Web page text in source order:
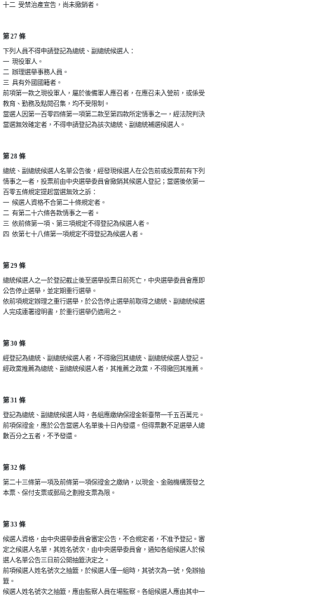
十二  受禁治產宣告，尚未撤銷者。
第 27 條
下列人員不得申請登記為總統、副總統候選人：
一  現役軍人。
二  辦理選舉事務人員。
三  具有外國國籍者。
前項第一款之現役軍人，屬於後備軍人應召者，在應召未入營前，或係受
教育、勤務及點閱召集，均不受限制。
當選人因第一百零四條第一項第二款至第四款所定情事之一，經法院判決
當選無效確定者，不得申請登記為該次總統、副總統補選候選人。
第 28 條
總統、副總統候選人名單公告後，經發現候選人在公告前或投票前有下列
情事之一者，投票前由中央選舉委員會撤銷其候選人登記；當選後依第一
百零五條規定提起當選無效之訴：
一  候選人資格不合第二十條規定者。
二  有第二十六條各款情事之一者。
三  依前條第一項、第三項規定不得登記為候選人者。
四  依第七十八條第一項規定不得登記為候選人者。
第 29 條
總統候選人之一於登記截止後至選舉投票日前死亡，中央選舉委員會應即
公告停止選舉，並定期重行選舉。
依前項規定辦理之重行選舉，於公告停止選舉前取得之總統、副總統候選
人完成連署證明書，於重行選舉仍適用之。
第 30 條
經登記為總統、副總統候選人者，不得撤回其總統、副總統候選人登記。
經政黨推薦為總統、副總統候選人者，其推薦之政黨，不得撤回其推薦。
第 31 條
登記為總統、副總統候選人時，各組應繳納保證金新臺幣一千五百萬元。
前項保證金，應於公告當選人名單後十日內發還。但得票數不足選舉人總
數百分之五者，不予發還。
第 32 條
第二十三條第一項及前條第一項保證金之繳納，以現金、金融機構簽發之
本票、保付支票或郵局之劃撥支票為限。
第 33 條
候選人資格，由中央選舉委員會審定公告，不合規定者，不准予登記。審
定之候選人名單，其姓名號次，由中央選舉委員會，通知各組候選人於候
選人名單公告三日前公開抽籤決定之。
前項候選人姓名號次之抽籤，於候選人僅一組時，其號次為一號，免辦抽
籤。
候選人姓名號次之抽籤，應由監察人員在場監察。各組候選人應由其中一